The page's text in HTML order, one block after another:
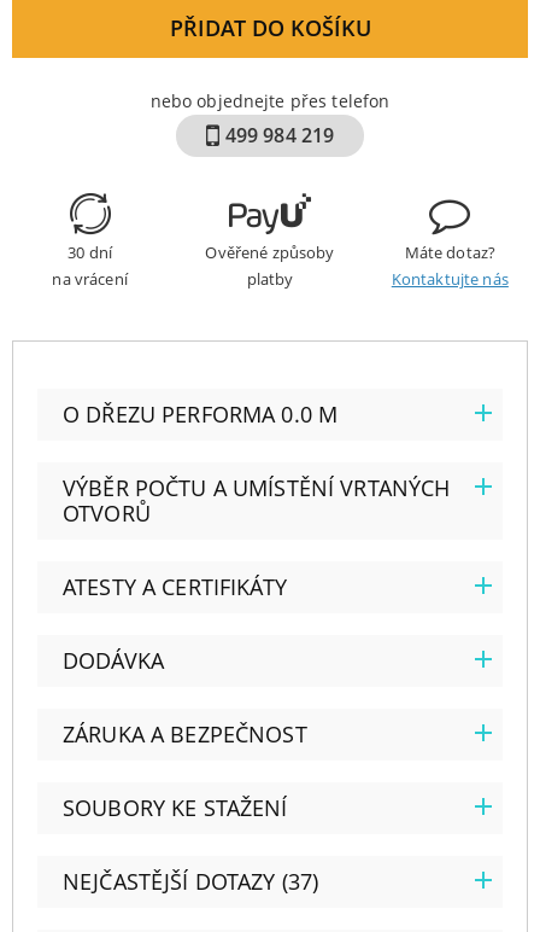
PŘIDAT DO KOŠÍKU
nebo objednejte přes telefon
499 984 219
30 dní
na vrácení
Ověřené způsoby
platby
Máte dotaz?
Kontaktujte nás
O DŘEZU PERFORMA 0.0 M
VÝBĚR POČTU A UMÍSTĚNÍ VRTANÝCH
OTVORŮ
ATESTY A CERTIFIKÁTY
DODÁVKA
ZÁRUKA A BEZPEČNOST
SOUBORY KE STAŽENÍ
NEJČASTĚJŠÍ DOTAZY (37)